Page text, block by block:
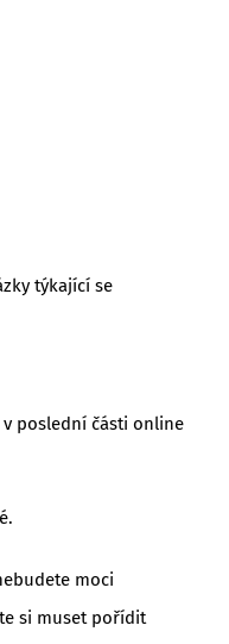
týkající se
poslední části online
moci
si muset pořídit